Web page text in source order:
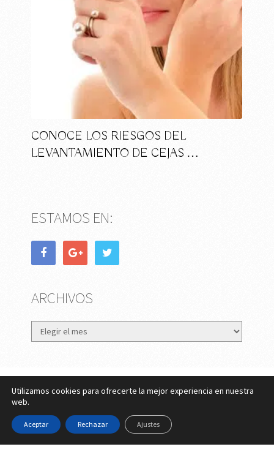
CONOCE LOS RIESGOS DEL
LEVANTAMIENTO DE CEJAS …
ESTAMOS EN:
ARCHIVOS
Archivos
eMujer.com
Copyright © 2026.
Contactar ||Datos Legales y Privacidad
Cookies
Utilizamos cookies para ofrecerte la mejor experiencia en nuestra
web.
Aceptar Rechazar Ajustes